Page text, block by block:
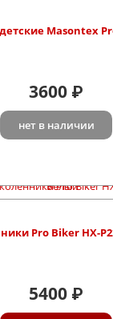
Masontex
3600 ₽
нет в наличии
Pro Biker HX-
5400 ₽